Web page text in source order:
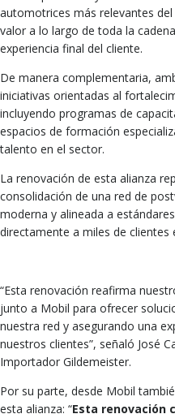
automotrices más relevantes
valor a lo largo de toda la
experiencia final del cliente.
De manera complementaria,
iniciativas orientadas al
incluyendo programas de
espacios de formación
talento en el sector.
La renovación de esta alianza
consolidación de una red de
moderna y alineada a
directamente a miles de clientes
“Esta renovación reafirma
junto a Mobil para ofrecer
nuestra red y asegurando una
nuestros clientes”, señaló José
Importador Gildemeister.
Por su parte, desde Mobil
esta alianza: “Esta renovación